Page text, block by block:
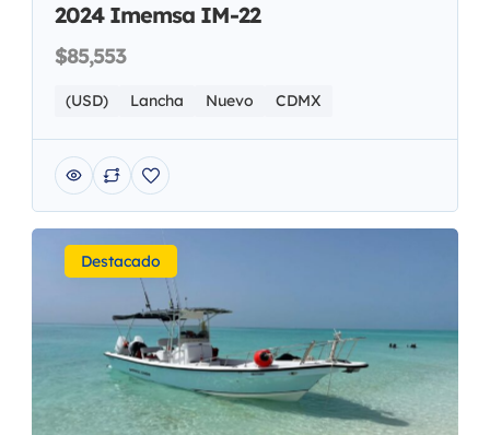
2024 Imemsa IM-22
$85,553
(USD) Lancha Nuevo CDMX
Destacado